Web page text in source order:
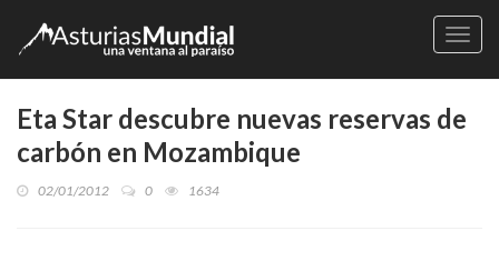
Eta Star descubre nuevas reservas de
carbón en Mozambique
02/01/2012 0 1634